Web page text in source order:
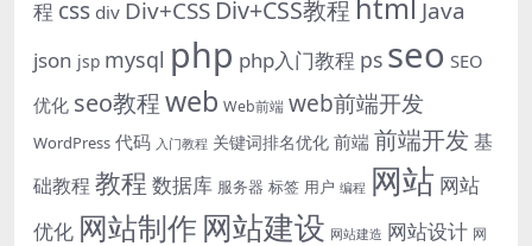
程 css div Div+CSS Div+CSS教程 html Java
json jsp mysql php php入门教程 ps seo SEO
优化 seo教程web Web前端 web前端开发
WordPress 代码 入门教程 关键词排名优化 前端 前端开发 基
础教程 教程 数据库 服务器 标签 用户 编程 网站 网站
优化 网站制作 网站建设 网站建造 网站设计 网